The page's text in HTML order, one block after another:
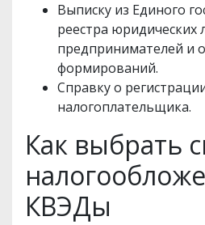
Выписку из Единого
реестра юридических
предпринимателей и
формирований.
Справку о
налогоплательщика.
Как выбрать
КВЭДы